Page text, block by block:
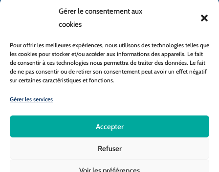
Gérer le consentement aux
cookies
Pour offrir les meilleures expériences, nous utilisons des technologies telles que
les cookies pour stocker et/ou accéder aux informations des appareils. Le fait
de consentir à ces technologies nous permettra de traiter des données. Le fait
de ne pas consentir ou de retirer son consentement peut avoir un effet négatif
sur certaines caractéristiques et fonctions.
Gérer les services
Accepter
Refuser
Accès rapide
École directe
Réseau MAT
© 2026 Collège Saint-Joseph Cancale